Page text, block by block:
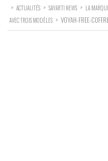
> ACTUALITÉS > SAYARTI NEWS > LA
AVEC TROIS MODÈLES > VOYAH-FREE-